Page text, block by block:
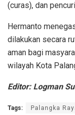
(curas), dan
Hermanto
dilakukan secara
aman bagi
wilayah Kota
Editor: Logman
Tags: Palangka